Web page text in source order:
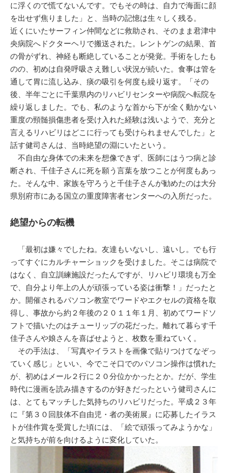
に浮くので慌てないんです。でもその時は、自力で海面に顔
を出せず焦りました」と、当時の記憶は生々しく残る。
近くにいたサーフィン仲間などに救助され、そのまま君津中
央病院へドクターヘリで搬送された。レントゲンの結果、首
の骨がずれ、神経も断絶していることが発覚。手術をしたも
のの、初めは自発呼吸さえ難しい状況が続いた。食事は管を
通して胃に流し込み、痰の吸引を何度も繰り返す。「その
後、半年ごとに千葉県内のリハビリセンターや病院へ転院を
繰り返しました。でも、私のような首から下が全く動かない
重度の頸髄損傷患者を受け入れた経験は浅いようで、充分と
言えるリハビリはどこに行っても受けられませんでした」と
話す健司さんは、当時絶望の淵にいたという。
不自由な身体での未来を想像できず、医師にはうつ病と診
断され、千佳子さんに死を願う言葉を放つことが何度もあっ
た。そんな中、家族を守ろうと千佳子さんが勧めたのは大分
県別府市にある国立の重度障害者センターへの入所だった。
絶望からの転機
「最初は嫌々でしたね。友達もいないし、遠いし。でも行
ってすぐにカルチャーショックを受けました。そこは病院で
はなく、自立訓練施設だったんですが、リハビリ環境も万全
で、自分より年上の人が頑張っている姿は衝撃！」だったと
か。開催されるパソコン教室でワードやエクセルの資格を取
得し、事故から約２年後の２０１１年１月、初めてワードソ
フトで描いたのはチューリップの花だった。離れて暮らす千
佳子さんや娘さんを喜ばせようと、枚数を重ねていく。
その手法は、「写真やイラストを画像で貼りつけてなぞっ
ていく感じ」といい、今でこそ口でのパソコン操作は慣れた
が、初めはメール２行に２０分位かかったとか。だが、学生
時代に漫画を読み描きするのが好きだったという健司さんに
は、とてもマッチした気持ちのリハビリだった。平成２３年
に『第３０回肢体不自由児・者の美術展』に応募したイラス
トが佳作賞を受賞した頃には、「絵で頑張ってみようかな」
と気持ちが前を向けるように変化していた。